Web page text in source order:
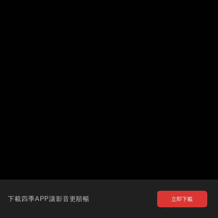
下載四季APP讓影音更順暢 立即下載